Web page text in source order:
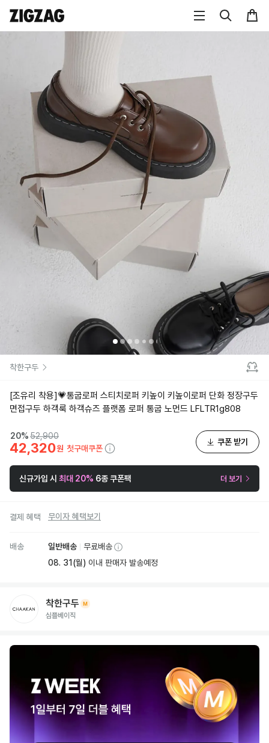
착한구두
[조유리 착용]💗통굽로퍼 스티치로퍼 키높이 키높이로퍼 단화 정장구두
면접구두 하객룩 하객슈즈 플랫폼 로퍼 통굽 노먼드 LFLTR1g808
20%52,900
42,320원 첫구매쿠폰
쿠폰 받기
신규가입 시 최대 20% 6종 쿠폰팩 더 보기
결제 혜택 무이자 혜택보기
배송 일반배송
무료배송
08. 31(월) 이내 판매자 발송예정
착한구두
심플베이직